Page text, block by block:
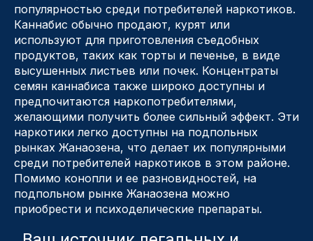
популярностью среди потребителей наркотиков.
Каннабис обычно продают, курят или
используют для приготовления съедобных
продуктов, таких как торты и печенье, в виде
высушенных листьев или почек. Концентраты
семян каннабиса также широко доступны и
предпочитаются наркопотребителями,
желающими получить более сильный эффект. Эти
наркотики легко доступны на подпольных
рынках Жанаозена, что делает их популярными
среди потребителей наркотиков в этом районе.
Помимо конопли и ее разновидностей, на
подпольном рынке Жанаозена можно
приобрести и психоделические препараты.